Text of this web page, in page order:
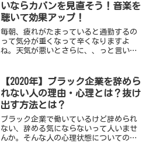
いならカバンを見直そう！音楽を
聴いて効果アップ！
毎朝、疲れがたまっていると通勤するの
って気分が重くなって辛くなりますよ
ね。天気が悪いとさらに、、っと言い出
介します。
【2020年】ブラック企業を辞めら
れない人の理由・心理とは？抜け
出す方法とは？
ブラック企業で働いているけど辞められ
ない、辞める気にならないって人いませ
んか。そんな人の心理状態についてのま